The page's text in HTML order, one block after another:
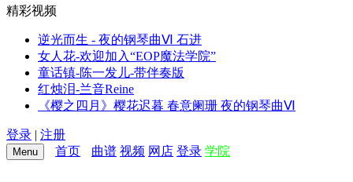
精彩视频
逆光而生 - 夜的钢琴曲Ⅵ 石进
女人花-欢迎加入“EOP魔法学院”
童话镇-陈一发儿-带伴奏版
红烛泪-兰音Reine
《樱之四月》樱花迟暮 春意阑珊 夜的钢琴曲Ⅵ
登录 | 注册
Menu 首页 曲谱 视频 网店 登录 学院